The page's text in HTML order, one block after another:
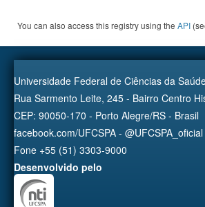
You can also access this registry using the API
Universidade Federal de Ciências da
Rua Sarmento Leite, 245 - Bairro Centro
CEP: 90050-170 - Porto Alegre/RS - Brasil
facebook.com/UFCSPA - @UFCSPA_oficial
Fone +55 (51) 3303-9000
Desenvolvido pelo